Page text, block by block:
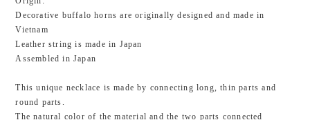
Decorative buffalo horns are originally designed and made in
Vietnam
Leather string is made in Japan
Assembled in Japan
This unique necklace is made by connecting long, thin parts and
round parts.
The natural color of the material and the two parts connected